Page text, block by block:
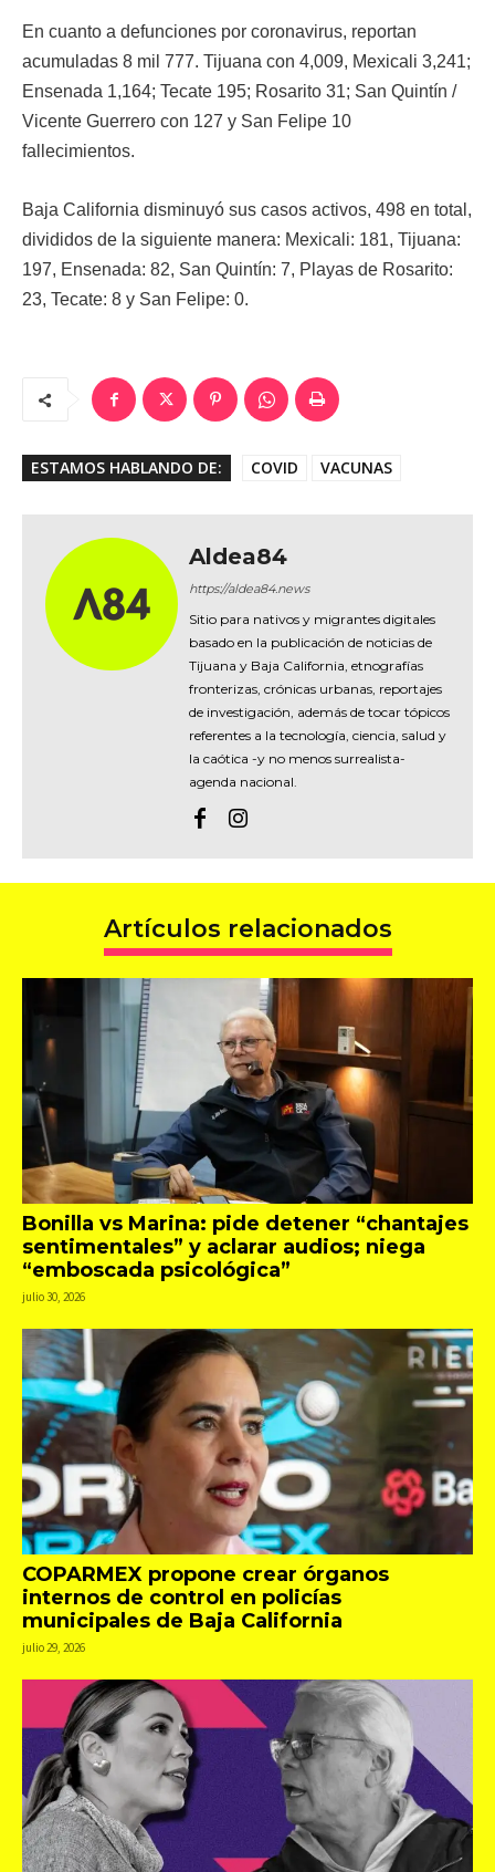
En cuanto a defunciones por coronavirus, reportan
acumuladas 8 mil 777. Tijuana con 4,009, Mexicali 3,241;
Ensenada 1,164; Tecate 195; Rosarito 31; San Quintín /
Vicente Guerrero con 127 y San Felipe 10
fallecimientos.
Baja California disminuyó sus casos activos, 498 en total,
divididos de la siguiente manera: Mexicali: 181, Tijuana:
197, Ensenada: 82, San Quintín: 7, Playas de Rosarito:
23, Tecate: 8 y San Felipe: 0.
ESTAMOS HABLANDO DE: COVID VACUNAS
Aldea84
https://aldea84.news
Sitio para nativos y migrantes digitales
basado en la publicación de noticias de
Tijuana y Baja California, etnografías
fronterizas, crónicas urbanas, reportajes
de investigación, además de tocar tópicos
referentes a la tecnología, ciencia, salud y
la caótica -y no menos surrealista-
agenda nacional.
Artículos relacionados
Bonilla vs Marina: pide detener “chantajes
sentimentales” y aclarar audios; niega
“emboscada psicológica”
julio 30, 2026
COPARMEX propone crear órganos
internos de control en policías
municipales de Baja California
julio 29, 2026